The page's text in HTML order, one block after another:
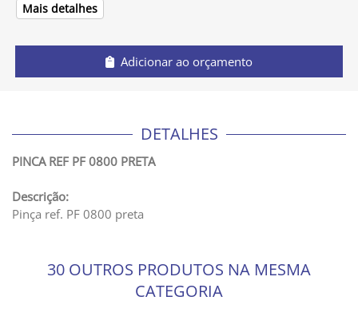
Mais detalhes
Adicionar ao orçamento
DETALHES
PINCA REF PF 0800 PRETA
Descrição:
Pinça ref. PF 0800 preta
30 OUTROS PRODUTOS NA MESMA
CATEGORIA